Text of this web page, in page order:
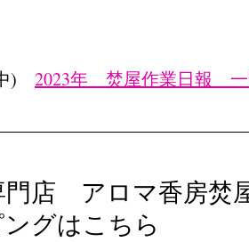
) 2023年　焚屋作業日報　
店　アロマ香房焚
グはこちら